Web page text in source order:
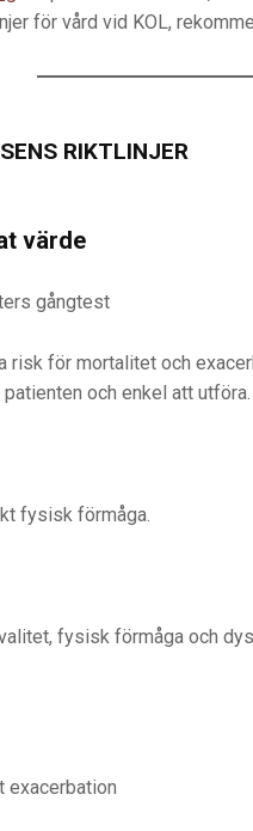
för vård vid KOL,
RIKTLINJER
värde
gångtest
risk för mortalitet och
och enkel att
fysisk förmåga.
fysisk förmåga och
exacerbation